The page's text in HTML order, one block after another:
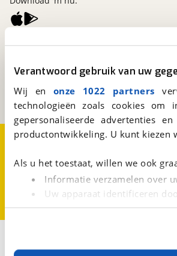
Verantwoord gebruik van uw
Wij en onze 1022 partners
technologieën zoals cookies
gepersonaliseerde advertenties
productontwikkeling. U kunt kiezen
Als u het toestaat, willen we ook
Informatie verzamelen over
Uw apparaat identificeren
Lees meer over hoe uw
viaBOVAG.nl
3981 AJ Bunnik
Een initiatief van
BOVAG
Over viaBOVAG.nlDisclaimer- en